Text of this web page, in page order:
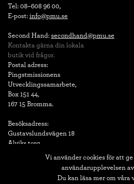
Vi använder cookies för att
användarupplevelsen
Du kan läsa mer om våra
Tel: 08–608 96 00,
E-post: info@pmu.se
Second Hand: secondhand@pmu.se
Kontakta gärna din lokala
butik vid frågor.
Postal adress:
Pingstmissionens
Utvecklingssamarbete,
Box 151 44,
167 15 Bromma.
Besöksadress:
Gustavslundsvägen 18
Alviks torg